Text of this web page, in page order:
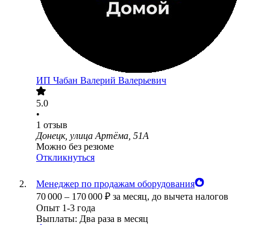
ИП Чабан Валерий Валерьевич
5.0
•
1 отзыв
Донецк, улица Артёма, 51А
Можно без резюме
Откликнуться
Менеджер по продажам оборудования
70 000 – 170 000 ₽ за месяц, до вычета налогов
Опыт 1-3 года
Выплаты: Два раза в месяц